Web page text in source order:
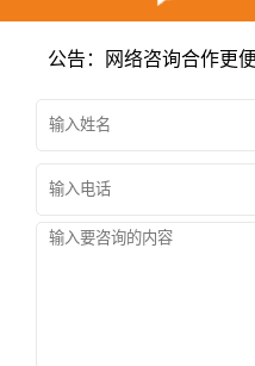
公告：网络咨询合作更